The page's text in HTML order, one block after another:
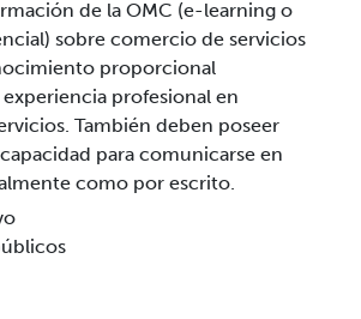
de la OMC (e-learning o
sobre comercio de servicios
proporcional
profesional en
También deben poseer
para comunicarse en
como por escrito.